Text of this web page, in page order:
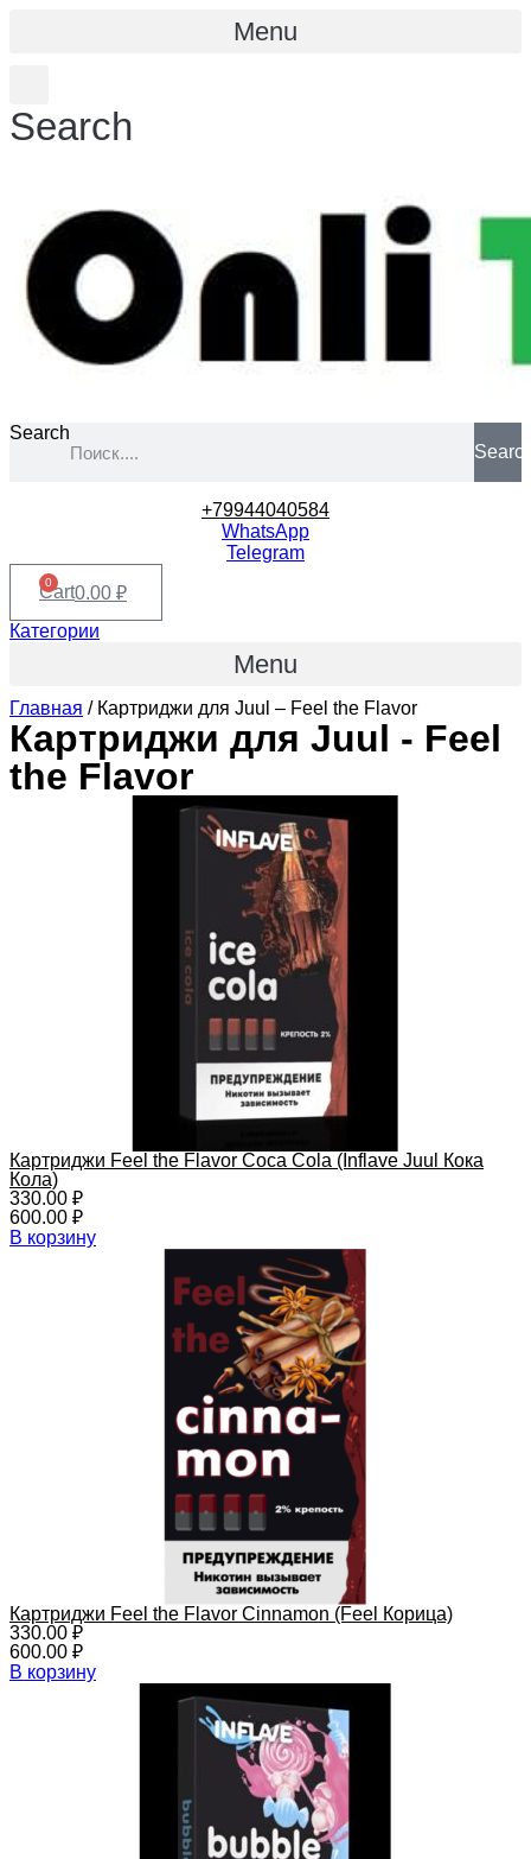
Menu
Search
Search
+79944040584
WhatsApp
Telegram
0.00 ₽
0
Cart
Категории
Menu
Главная / Картриджи для Juul – Feel the Flavor
Картриджи для Juul - Feel
the Flavor
Картриджи Feel the Flavor Coca Cola (Inflave Juul Кока
Кола)
330.00 ₽
600.00 ₽
В корзину
Картриджи Feel the Flavor Cinnamon (Feel Корица)
330.00 ₽
600.00 ₽
В корзину